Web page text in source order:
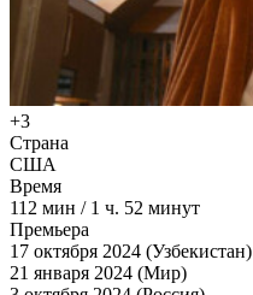
+3
Страна
США
Время
112 мин / 1 ч. 52 минут
Премьера
17 октября 2024 (Узбекистан)
21 января 2024 (Мир)